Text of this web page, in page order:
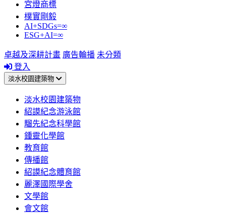
宮燈商標
樸實剛毅
AI+SDGs=∞
ESG+AI=∞
卓越及深耕計畫 廣告輪播 未分類
登入
淡水校園建築物
淡水校園建築物
紹謨紀念游泳館
騮先紀念科學館
鍾靈化學館
教育館
傳播館
紹謨紀念體育館
麗澤國際學舍
文學館
會文館